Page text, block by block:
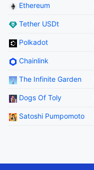
Ethereum
Tether USDt
Polkadot
Chainlink
The Infinite Garden
Dogs Of Toly
Satoshi Pumpomoto